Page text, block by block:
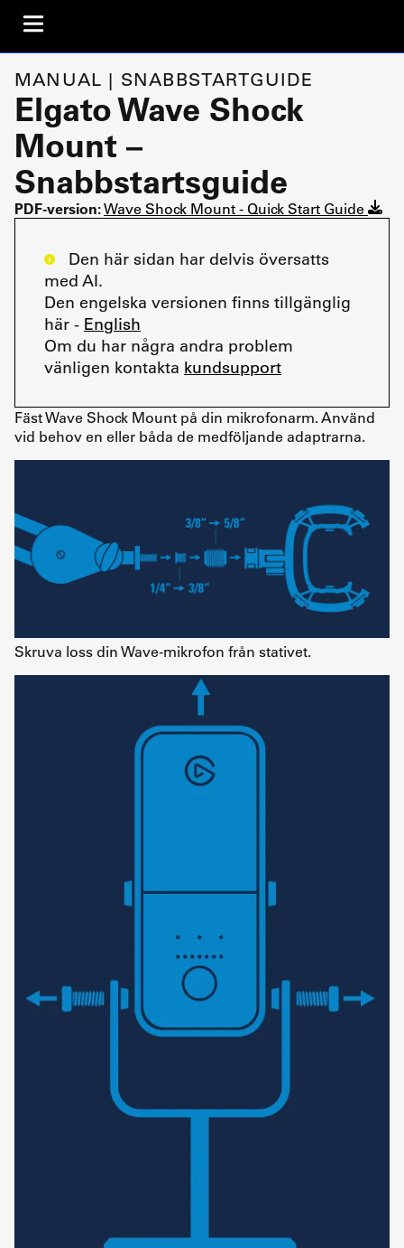
MANUAL | SNABBSTARTGUIDE
Elgato Wave Shock
Mount –
Snabbstartsguide
PDF-version:Wave Shock Mount - Quick Start Guide
Den här sidan har delvis översatts
med AI.
Den engelska versionen finns tillgänglig
här - English
Om du har några andra problem
vänligen kontakta kundsupport
Fäst Wave Shock Mount på din mikrofonarm. Använd
vid behov en eller båda de medföljande adaptrarna.
Skruva loss din Wave-mikrofon från stativet.